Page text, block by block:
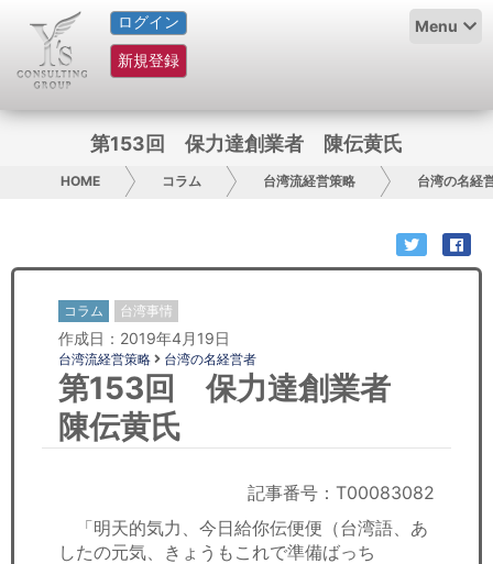
ログイン
新規登録
Menu
HOME
サービス紹介
グループ概要
日本人にPR
コンサルティング
リサーチ
経済ニュース
第153回 保力達創業者 陳伝黄氏
HOME コラム 台湾流経営策略 台湾の名経
コラム 台湾事情
作成日：2019年4月19日
台湾流経営策略 台湾の名経営者
第153回 保力達創業者
陳伝黄氏
記事番号：T00083082
「明天的気力、今日給你伝便便（台湾語、あ
したの元気、きょうもこれで準備ばっち